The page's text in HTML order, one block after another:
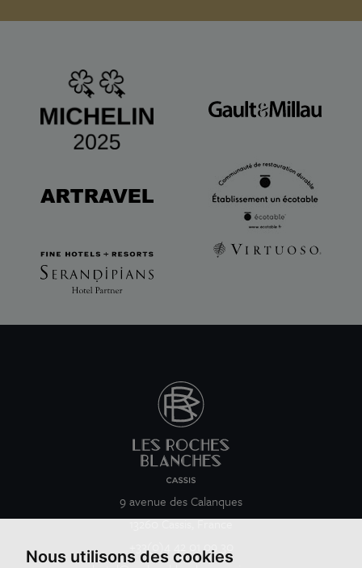
Nous utilisons des cookies
9 avenue des Calanques
13260 Cassis, France
+33(0)4 42 01 09 30